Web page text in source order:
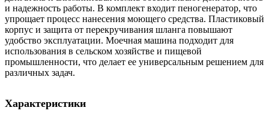
и надежность работы. В комплект входит пеногенератор, что
упрощает процесс нанесения моющего средства. Пластиковый
корпус и защита от перекручивания шланга повышают
удобство эксплуатации. Моечная машина подходит для
использования в сельском хозяйстве и пищевой
промышленности, что делает ее универсальным решением для
различных задач.
Характеристики